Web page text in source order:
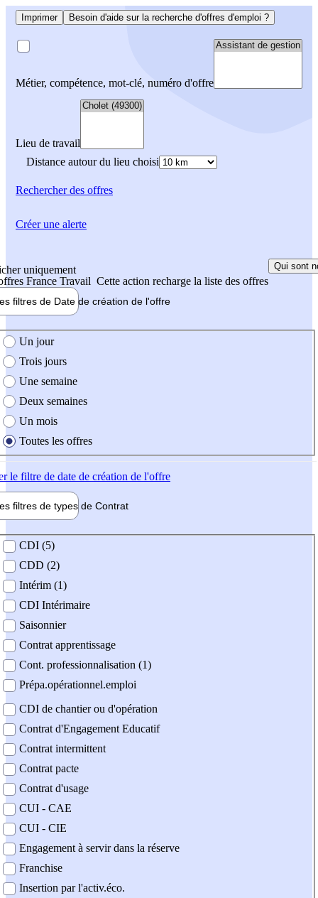
Imprimer Besoin d'aide sur la recherche d'offres d'emploi ?
Métier, compétence, mot-clé, numéro d'offre
Lieu de travail
Distance autour du lieu choisi
Rechercherdes offres
uniquement
France Travail Cette action recharge la liste des offres
Qui sont
filtres de Date de création de l'offre
création de l'offre
Un jour
Trois jours
Une semaine
Deux semaines
Un mois
Toutes les offres
le filtre de date de création de l'offre
filtres de types de Contrat
contrat
CDI (5)
CDD (2)
Intérim (1)
CDI Intérimaire
Saisonnier
Contrat apprentissage
Cont. professionnalisation (1)
Prépa.opérationnel.emploi
CDI de chantier ou d'opération
Contrat d'Engagement Educatif
Contrat intermittent
Contrat pacte
Contrat d'usage
CUI - CAE
CUI - CIE
Engagement à servir dans la réserve
Franchise
Insertion par l'activ.éco.
Créer une alerte